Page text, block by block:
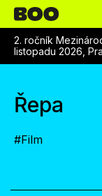
2. ročník
listopadu 2026,
Řepa
#Film